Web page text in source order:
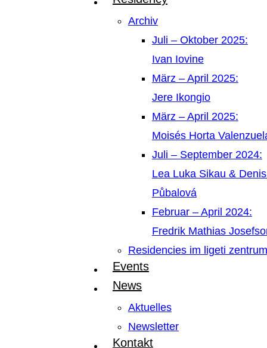
Archiv
Juli – Oktober 2025:
Ivan Iovine
März – April 2025:
Jere Ikongio
März – April 2025:
Moisés Horta
Juli – September 2024:
Lea Luka Sikau &
Půbalová
Februar – April 2024:
Fredrik Mathias
Residencies im ligeti zentrum
Events
News
Aktuelles
Newsletter
Kontakt